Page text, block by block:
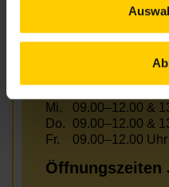
Öffnungszeiten
Mi.
09.00–12.00 &
Do.
09.00–12.00 &
Fr.
09.00–12.00 Uhr
Öffnungszeiten